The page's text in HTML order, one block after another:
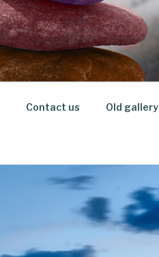
Contact us Old gallery